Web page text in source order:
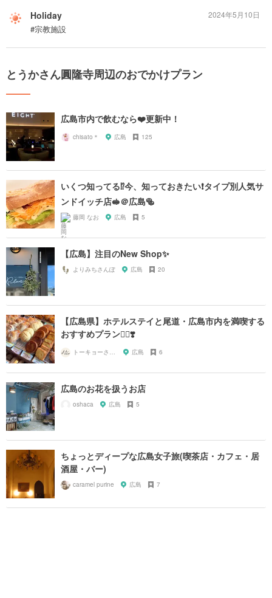
Holiday
#宗教施設
2024年5月10日
とうかさん圓隆寺周辺のおでかけプラン
広島市内で飲むなら❤️更新中！
chisato＊ 広島 125
いくつ知ってる⁉️今、知っておきたい❗️タイプ別人気サ
ンドイッチ店🥪＠広島🥯
藤岡 なお 広島 5
【広島】注目のNew Shop✨
よりみちさんぽ 広島 20
【広島県】ホテルステイと尾道・広島市内を満喫する
おすすめプラン🚶‍♀️❣️
広島 6
広島のお花を扱うお店
oshaca 広島 5
ちょっとディープな広島女子旅(喫茶店・カフェ・居
酒屋・バー)
caramel purine 広島 7